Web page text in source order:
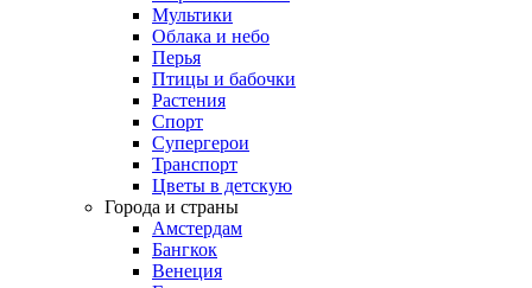
Мультики
Облака и небо
Перья
Птицы и бабочки
Растения
Спорт
Супергерои
Транспорт
Цветы в детскую
Города и страны
Амстердам
Бангкок
Венеция